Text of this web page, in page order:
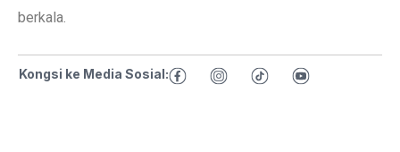
berkala.
Kongsi ke Media Sosial: